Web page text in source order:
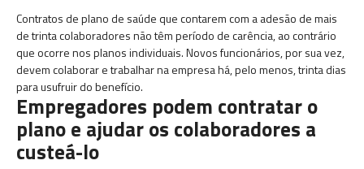
Contratos de plano de saúde que contarem com a adesão de mais
de trinta colaboradores não têm período de carência, ao contrário
que ocorre nos planos individuais. Novos funcionários, por sua vez,
devem colaborar e trabalhar na empresa há, pelo menos, trinta dias
para usufruir do benefício.
Empregadores podem contratar o
plano e ajudar os colaboradores a
custeá-lo